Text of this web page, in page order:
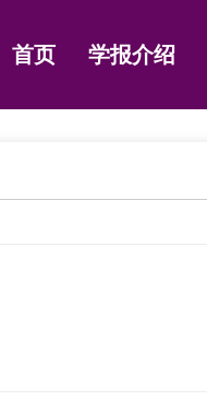
首页 学报介绍